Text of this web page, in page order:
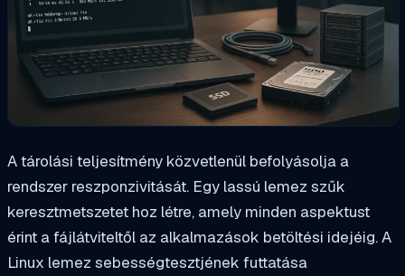
A tárolási teljesítmény közvetlenül befolyásolja a
rendszer reszponzivitását. Egy lassú lemez szűk
keresztmetszetet hoz létre, amely minden aspektust
érint a fájlátviteltől az alkalmazások betöltési idejéig. A
Linux lemez sebességtesztjének futtatása